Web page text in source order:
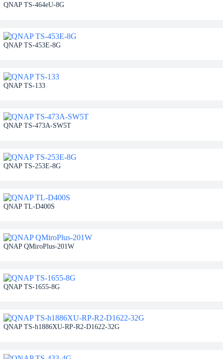
QNAP TS-464eU-8G
QNAP TS-453E-8G
QNAP TS-133
QNAP TS-473A-SW5T
QNAP TS-253E-8G
QNAP TL-D400S
QNAP QMiroPlus-201W
QNAP TS-1655-8G
QNAP TS-h1886XU-RP-R2-D1622-32G